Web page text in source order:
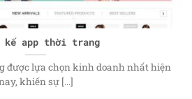
kế app thời trang
được lựa chọn kinh doanh nhất hiện
khiến sự [...]